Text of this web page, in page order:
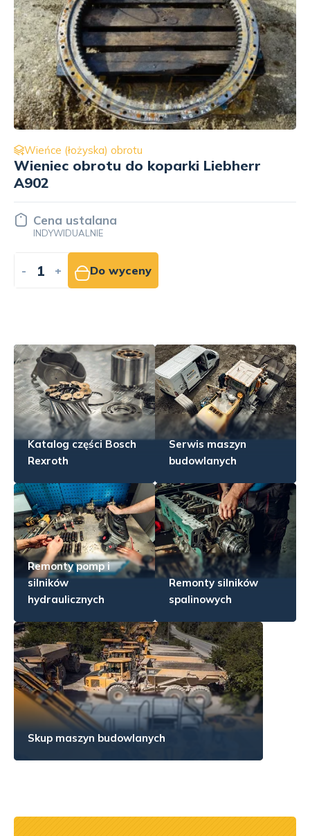
Wieńce (łożyska) obrotu
Przegub główny skrętu (łożysko
obrotu) Terex TA30RS
Cena ustalana
INDYWIDUALNIE
- + Do wyceny
Katalog części Bosch
Rexroth
Serwis maszyn
budowlanych
Remonty pomp i
silników
hydraulicznych
Remonty silników
spalinowych
Skup maszyn budowlanych